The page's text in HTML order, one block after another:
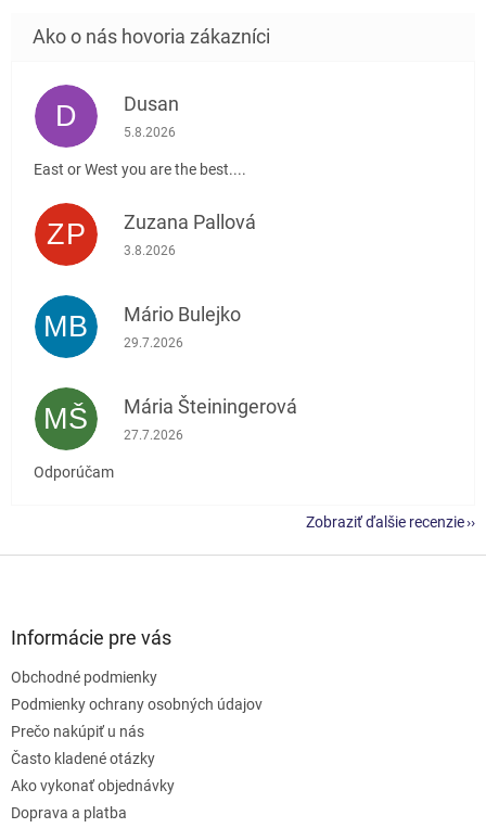
D Dusan
Hodnotenie obchodu je 5 z 5 hviezdičiek.
5.8.2026
East or West you are the best....
ZP Zuzana Pallová
Hodnotenie obchodu je 5 z 5 hviezdičiek.
3.8.2026
MB Mário Bulejko
Hodnotenie obchodu je 5 z 5 hviezdičiek.
29.7.2026
MŠ Mária Šteiningerová
Hodnotenie obchodu je 5 z 5 hviezdičiek.
27.7.2026
Odporúčam
Zobraziť ďalšie recenzie
Informácie pre vás
Obchodné podmienky
Podmienky ochrany osobných údajov
Prečo nakúpiť u nás
Často kladené otázky
Ako vykonať objednávky
Doprava a platba